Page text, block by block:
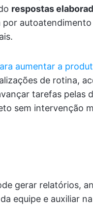
respostas
por
aumentar a
de rotina,
tarefas pelas
sem intervenção
gerar relatórios,
equipe e auxiliar